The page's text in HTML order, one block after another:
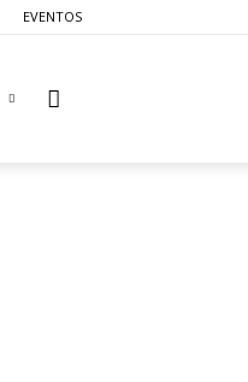
EVENTOS